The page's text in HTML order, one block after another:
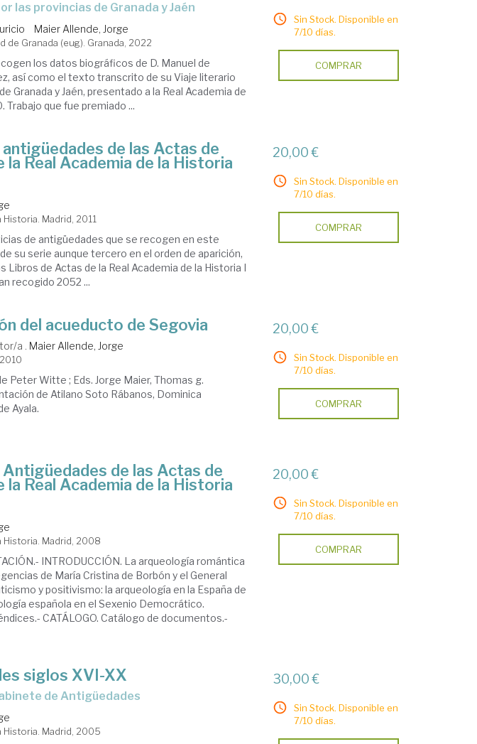
las provincias de Granada y Jaén
Maier Allende, Jorge
de Granada (eug). Granada, 2022
los datos biográficos de D. Manuel de
así como el texto transcrito de su Viaje literario
Granada y Jaén, presentado a la Real Academia de
Trabajo que fue premiado ...
Sin Stock. Disponible en
7/10 días.
COMPRAR
de las Actas de
la Real Academia de la Historia
Historia. Madrid, 2011
de antigüedades que se recogen en este
su serie aunque tercero en el orden de aparición,
Libros de Actas de la Real Academia de la Historia I
recogido 2052 ...
20,00 €
Sin Stock. Disponible en
7/10 días.
COMPRAR
del acueducto de Segovia
a . Maier Allende, Jorge
Peter Witte ; Eds. Jorge Maier, Thomas g.
de Atilano Soto Rábanos, Dominica
Ayala.
20,00 €
Sin Stock. Disponible en
7/10 días.
COMPRAR
de las Actas de
la Real Academia de la Historia
Historia. Madrid, 2008
INTRODUCCIÓN. La arqueología romántica
de María Cristina de Borbón y el General
y positivismo: la arqueología en la España de
española en el Sexenio Democrático.
CATÁLOGO. Catálogo de documentos.-
20,00 €
Sin Stock. Disponible en
7/10 días.
COMPRAR
siglos XVI-XX
de Antigüedades
Historia. Madrid, 2005
30,00 €
Sin Stock. Disponible en
7/10 días.